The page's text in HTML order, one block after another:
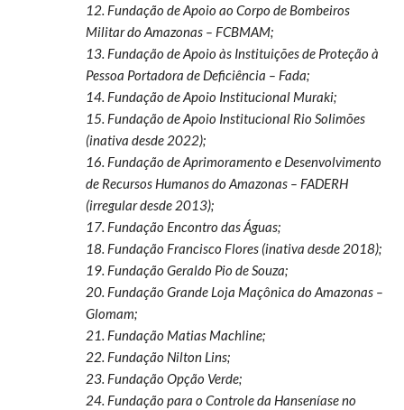
12. Fundação de Apoio ao Corpo de Bombeiros
Militar do Amazonas – FCBMAM;
13. Fundação de Apoio às Instituições de Proteção à
Pessoa Portadora de Deficiência – Fada;
14. Fundação de Apoio Institucional Muraki;
15. Fundação de Apoio Institucional Rio Solimões
(inativa desde 2022);
16. Fundação de Aprimoramento e Desenvolvimento
de Recursos Humanos do Amazonas – FADERH
(irregular desde 2013);
17. Fundação Encontro das Águas;
18. Fundação Francisco Flores (inativa desde 2018);
19. Fundação Geraldo Pio de Souza;
20. Fundação Grande Loja Maçônica do Amazonas –
Glomam;
21. Fundação Matias Machline;
22. Fundação Nilton Lins;
23. Fundação Opção Verde;
24. Fundação para o Controle da Hanseníase no